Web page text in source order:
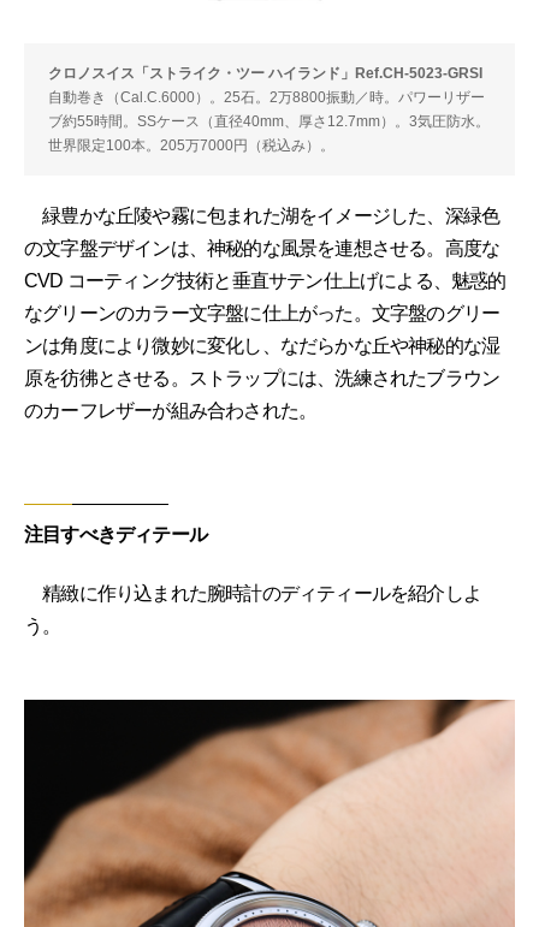
クロノスイス「ストライク・ツー ハイランド」Ref.CH-5023-GRSI
自動巻き（Cal.C.6000）。25石。2万8800振動／時。パワーリザー
ブ約55時間。SSケース（直径40mm、厚さ12.7mm）。3気圧防水。
世界限定100本。205万7000円（税込み）。
緑豊かな丘陵や霧に包まれた湖をイメージした、深緑色
の文字盤デザインは、神秘的な風景を連想させる。高度な
CVD コーティング技術と垂直サテン仕上げによる、魅惑的
なグリーンのカラー文字盤に仕上がった。文字盤のグリー
ンは角度により微妙に変化し、なだらかな丘や神秘的な湿
原を彷彿とさせる。ストラップには、洗練されたブラウン
のカーフレザーが組み合わされた。
注目すべきディテール
精緻に作り込まれた腕時計のディティールを紹介しよ
う。